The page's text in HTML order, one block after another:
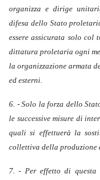
organizza e dirige
difesa dello Stato
essere assicurata solo
dittatura proletaria ogni
la organizzazione armata
ed esterni.
6. - Solo la forza dello
le successive misure di
quali si effettuerà la
collettiva della produzione
7. - Per effetto di questa